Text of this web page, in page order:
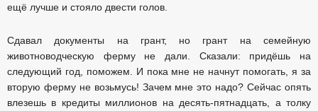
ещё лучше и стояло двести голов.
Сдавал документы на грант, но грант на семейную
животноводческую ферму не дали. Сказали: придёшь на
следующий год, поможем. И пока мне не начнут помогать, я за
вторую ферму не возьмусь! Зачем мне это надо? Сейчас опять
влезешь в кредиты миллионов на десять-пятнадцать, а толку